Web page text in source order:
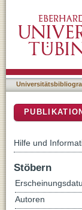
Hilfe und
Stöbern
Autoren